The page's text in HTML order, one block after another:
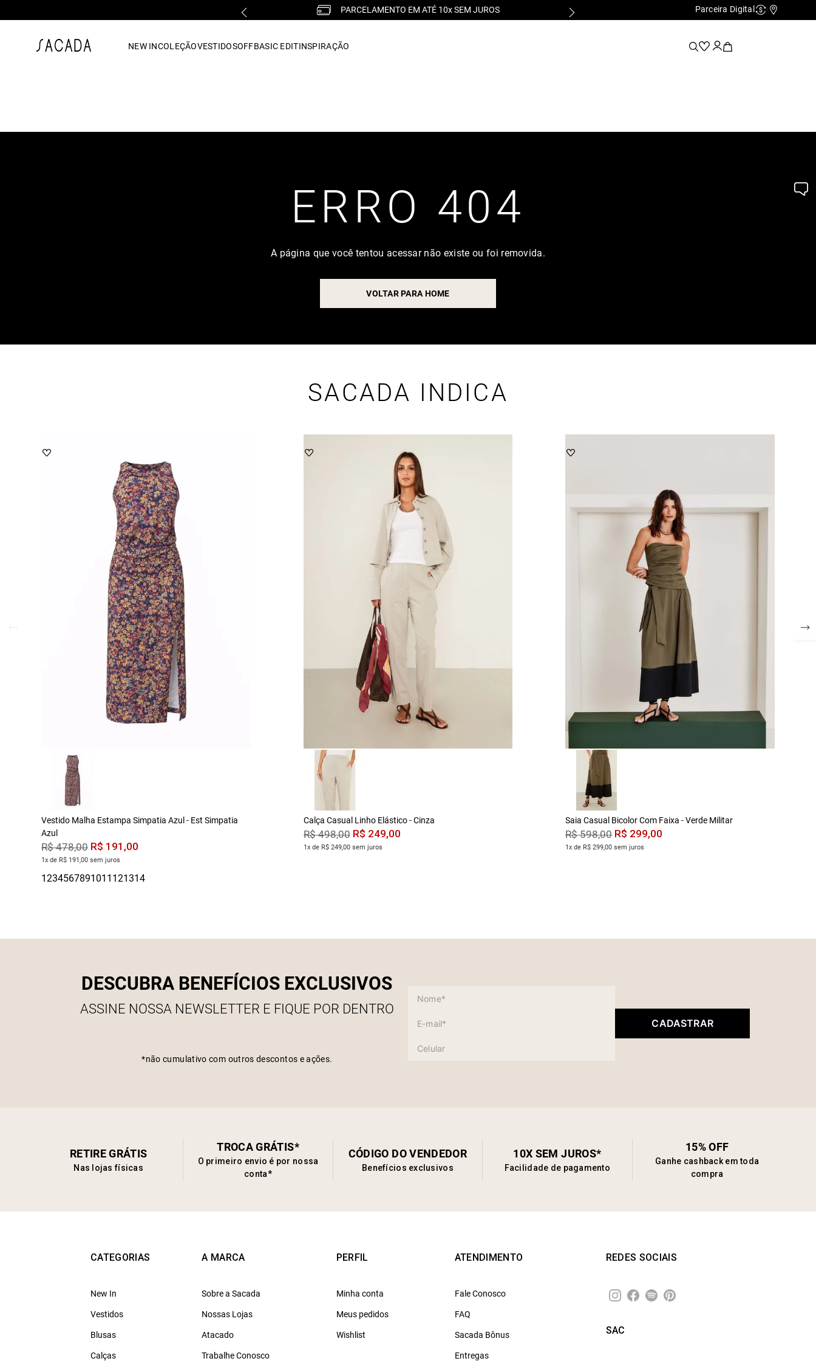
PARCELAMENTO EM ATÉ 10x SEM JUROS Parceira Digital Cashback
NEW INCOLEÇÃOVESTIDOSOFFBASIC EDITINSPIRAÇÃO
ERRO 404
A página que você tentou acessar não existe ou foi removida.
VOLTAR PARA HOME
SACADA INDICA
Vestido Malha Estampa Simpatia Azul - Est Simpatia
Azul
R$ 478,00 R$ 191 ,00
1x de R$ 191,00 sem juros
Calça Casual Linho Elástico - Cinza
R$ 498,00 R$ 249,00
1x de R$ 249,00 sem juros
Saia Casual Bicolor Com Faixa - Verde Militar
R$ 598,00 R$ 299,00
1x de R$ 299,00 sem juros
DESCUBRA BENEFÍCIOS EXCLUSIVOS
ASSINE NOSSA NEWSLETTER E FIQUE POR DENTRO
*não cumulativo com outros descontos e ações.
CADASTRAR
RETIRE GRÁTIS
Nas lojas físicas
TROCA GRÁTIS*
O primeiro envio é por nossa
conta*
CÓDIGO DO VENDEDOR
Benefícios exclusivos
10X SEM JUROS*
Facilidade de pagamento
15% OFF
Ganhe cashback em toda
compra
CATEGORIAS
New In
Vestidos
Blusas
Calças
A MARCA
Sobre a Sacada
Nossas Lojas
Atacado
Trabalhe Conosco
PERFIL
Minha conta
Meus pedidos
Wishlist
ATENDIMENTO
Fale Conosco
FAQ
Sacada Bônus
Entregas
REDES SOCIAIS
SAC
vestido midi
7º macacão